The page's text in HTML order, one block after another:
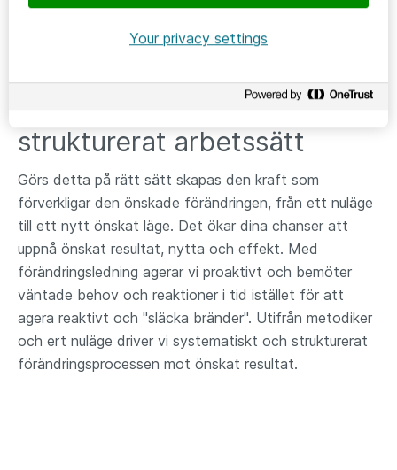
Förändringsledning - ett
strukturerat arbetssätt
Görs detta på rätt sätt skapas den kraft som
förverkligar den önskade förändringen, från ett nuläge
till ett nytt önskat läge. Det ökar dina chanser att
uppnå önskat resultat, nytta och effekt. Med
förändringsledning agerar vi proaktivt och bemöter
väntade behov och reaktioner i tid istället för att
agera reaktivt och "släcka bränder". Utifrån metodiker
och ert nuläge driver vi systematiskt och strukturerat
förändringsprocessen mot önskat resultat.
Your privacy settings